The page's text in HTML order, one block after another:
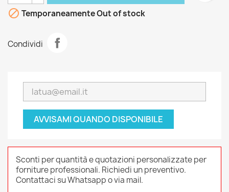
 Temporaneamente Out of stock
Condividi
AVVISAMI QUANDO DISPONIBILE
Sconti per quantità e quotazioni personalizzate per
forniture professionali. Richiedi un preventivo.
Contattaci su Whatsapp o via mail.